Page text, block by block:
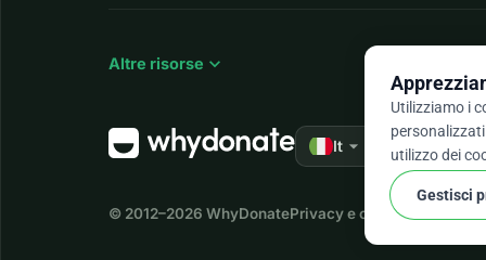
Altre risorse expand_more
It arrow_drop_down ★★★★★ 4,9
© 2012–2026 WhyDonatePrivacy e cookieTermini e
Utilizziamo i
utilizzo dei
Gestisci